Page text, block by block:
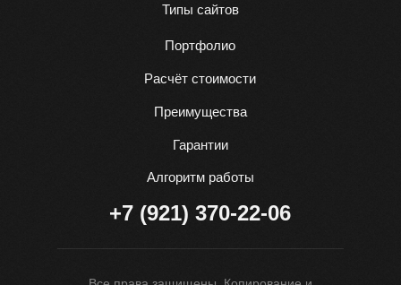
Типы сайтов
Портфолио
Расчёт стоимости
Преимущества
Гарантии
+7 (921) 370-22-06
Алгоритм работы